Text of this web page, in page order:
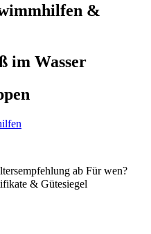
&
im Wasser
ab Für wen?
& Gütesiegel